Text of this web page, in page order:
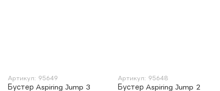
Артикул: 95649
Бустер Aspiring Jump 3
Артикул: 95648
Бустер Aspiring Jump 2